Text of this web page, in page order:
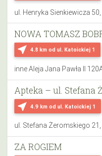
ul. Henryka Sienkiewicza 50,
near_me 4.8 km od ul. Katoickiej 1
NOWA TOMASZ
inne Aleja Jana Pawła II
near_me 4.9 km od ul. Katoickiej 1
Apteka – ul. Stefana
ul. Stefana Żeromskiego 21,
ZA ROGIEM